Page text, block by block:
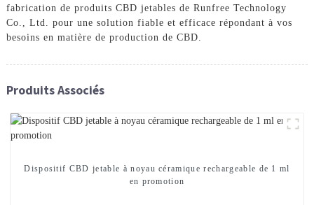
fabrication de produits CBD jetables de Runfree Technology
Co., Ltd. pour une solution fiable et efficace répondant à vos
besoins en matière de production de CBD.
Produits Associés
Dispositif CBD jetable à noyau céramique rechargeable de 1 ml
en promotion